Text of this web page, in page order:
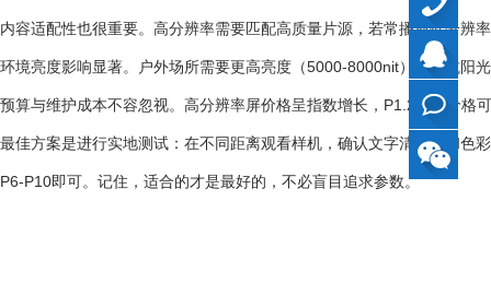
内容适配性也很重要。高分辨率需要匹配高质量片源，若常播放低分辨
环境亮度影响显著。户外场所需要更高亮度（5000-8000nit）来对抗阳
预算与维护成本不容忽视。高分辨率屏价格呈指数增长，P1.2屏的价
最佳方案是进行实地测试：在不同距离观看样机，确认文字清晰度和色
P6-P10即可。记住，适合的才是最好的，不必盲目追求参数。
QQ
在线